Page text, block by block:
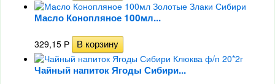
Масло Конопляное 100мл...
329,15 Р
Чайный напиток Ягоды Сибири...